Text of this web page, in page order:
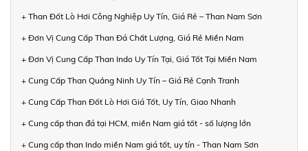
+ Than Đốt Lò Hơi Công Nghiệp Uy Tín, Giá Rẻ – Than Nam Sơn
+ Đơn Vị Cung Cấp Than Đá Chất Lượng, Giá Rẻ Miền Nam
+ Đơn Vị Cung Cấp Than Indo Uy Tín Tại, Giá Tốt Tại Miền Nam
+ Cung Cấp Than Quảng Ninh Uy Tín – Giá Rẻ Cạnh Tranh
+ Cung Cấp Than Đốt Lò Hơi Giá Tốt, Uy Tín, Giao Nhanh
+ Cung cấp than đá tại HCM, miền Nam giá tốt - số lượng lớn
+ Cung cấp than Indo miền Nam giá tốt, uy tín - Than Nam Sơn